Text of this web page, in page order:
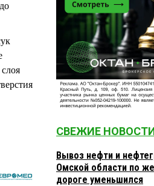
СВЕЖИЕ
Вывоз нефти и
Омской области по
дороге уменьшился